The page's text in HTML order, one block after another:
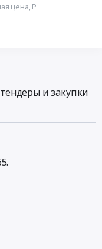
цена, ₽
и закупки
.